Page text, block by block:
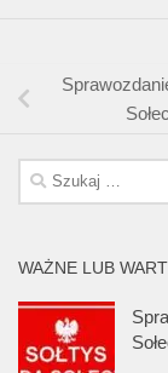
Szukaj:
WAŻNE LUB